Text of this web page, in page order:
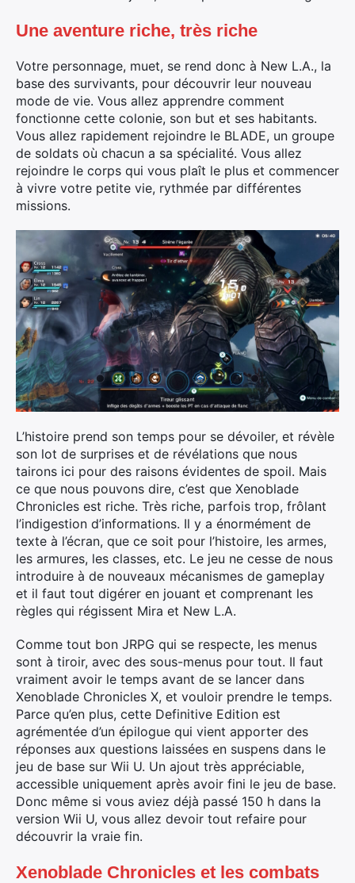
Une aventure riche, très riche
Votre personnage, muet, se rend donc à New L.A., la
base des survivants, pour découvrir leur nouveau
mode de vie. Vous allez apprendre comment
fonctionne cette colonie, son but et ses habitants.
Vous allez rapidement rejoindre le BLADE, un groupe
de soldats où chacun a sa spécialité. Vous allez
rejoindre le corps qui vous plaît le plus et commencer
à vivre votre petite vie, rythmée par différentes
missions.
L’histoire prend son temps pour se dévoiler, et révèle
son lot de surprises et de révélations que nous
tairons ici pour des raisons évidentes de spoil. Mais
ce que nous pouvons dire, c’est que Xenoblade
Chronicles est riche. Très riche, parfois trop, frôlant
l’indigestion d’informations. Il y a énormément de
texte à l’écran, que ce soit pour l’histoire, les armes,
les armures, les classes, etc. Le jeu ne cesse de nous
introduire à de nouveaux mécanismes de gameplay
et il faut tout digérer en jouant et comprenant les
règles qui régissent Mira et New L.A.
Comme tout bon JRPG qui se respecte, les menus
sont à tiroir, avec des sous-menus pour tout. Il faut
vraiment avoir le temps avant de se lancer dans
Xenoblade Chronicles X, et vouloir prendre le temps.
Parce qu’en plus, cette Definitive Edition est
agrémentée d’un épilogue qui vient apporter des
réponses aux questions laissées en suspens dans le
jeu de base sur Wii U. Un ajout très appréciable,
accessible uniquement après avoir fini le jeu de base.
Donc même si vous aviez déjà passé 150 h dans la
version Wii U, vous allez devoir tout refaire pour
découvrir la vraie fin.
Xenoblade Chronicles et les combats